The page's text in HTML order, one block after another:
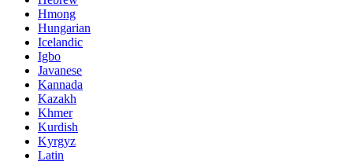
Hmong
Hungarian
Icelandic
Igbo
Javanese
Kannada
Kazakh
Khmer
Kurdish
Kyrgyz
Latin